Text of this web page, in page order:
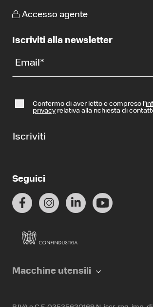
Accesso agente
Iscriviti alla newsletter
Email*
Confermo di aver letto e compreso l’
privacyrelativa alla richiesta di
Iscriviti
Seguici
Macchine utensili